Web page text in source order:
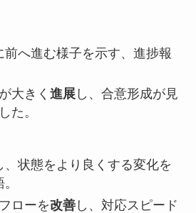
前へ進む様子を示す、進捗報
大きく 進展し、合意形成が見
た。
、状態をより良くする変化を
ローを改善し、対応スピード